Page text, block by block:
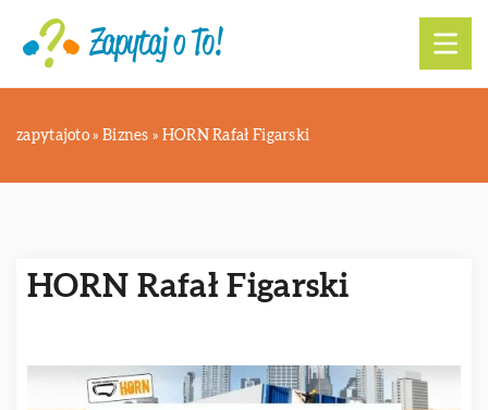
zapytajoto » Biznes » HORN Rafał Figarski
HORN Rafał Figarski